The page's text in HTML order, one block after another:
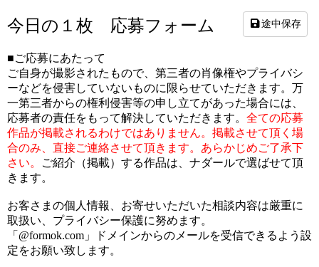
今日の１枚 応募フォーム
■ご応募にあたって
ご自身が撮影されたもので、第三者の肖像権やプライバシ
ーなどを侵害していないものに限らせていただきます。万
一第三者からの権利侵害等の申し立てがあった場合には、
応募者の責任をもって解決していただきます。 全ての応募
作品が掲載されるわけではありません。掲載させて頂く場
合のみ、直接ご連絡させて頂きます。あらかじめご了承下
さい。
ご紹介（掲載）する作品は、ナダールで選ばせて頂
きます。
お客さまの個人情報、お寄せいただいた相談内容は厳重に
取扱い、プライバシー保護に努めます。
「@formok.com」ドメインからのメールを受信できるよう設
定をお願い致します。
途中保存